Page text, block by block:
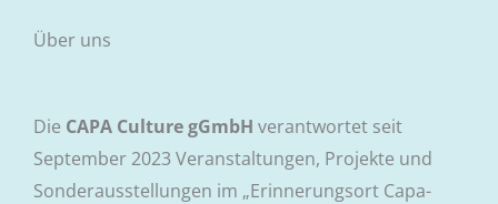
Über uns
Die CAPA Culture gGmbH verantwortet seit
September 2023 Veranstaltungen, Projekte und
Sonderausstellungen im „Erinnerungsort Capa-